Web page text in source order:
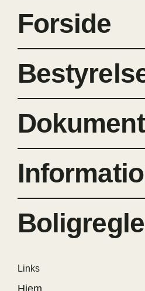
Forside
Links